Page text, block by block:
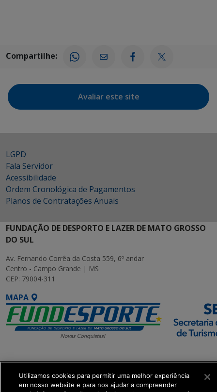
Compartilhe:
Avaliar este site
LGPD
Fala Servidor
Acessibilidade
Ordem Cronológica de Pagamentos
Planos de Contratações Anuais
FUNDAÇÃO DE DESPORTO E LAZER DE MATO GROSSO
DO SUL
Av. Fernando Corrêa da Costa 559, 6º andar
Centro - Campo Grande | MS
CEP: 79004-311
MAPA
SETDIG | Secretaria-
Executiva de
Transformação Digital
Utilizamos cookies para permitir uma melhor experiência
em nosso website e para nos ajudar a compreender